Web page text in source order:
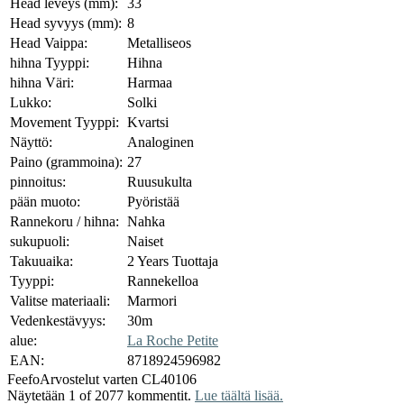
Head syvyys (mm): 8
Head Vaippa:
Metalliseos
hihna Tyyppi:
Hihna
hihna Väri:
Harmaa
Lukko:
Solki
Movement Tyyppi: Kvartsi
Näyttö:
Analoginen
Paino (grammoina): 27
pinnoitus:
Ruusukulta
pään muoto:
Pyöristää
Rannekoru / hihna: Nahka
sukupuoli:
Naiset
Takuuaika:
2 Years Tuottaja
Tyyppi:
Rannekelloa
Valitse materiaali:
Marmori
Vedenkestävyys:
30m
alue:
La Roche Petite
EAN:
8718924596982
FeefoArvostelut varten CL40106
Näytetään 1 of 2077 kommentit. Lue täältä lisää.